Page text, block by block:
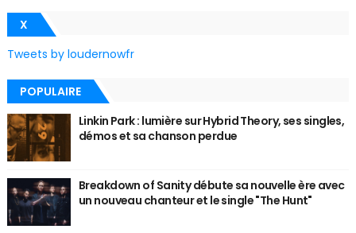
X
Tweets by loudernowfr
POPULAIRE
Linkin Park : lumière sur Hybrid Theory, ses singles,
démos et sa chanson perdue
Breakdown of Sanity débute sa nouvelle ère avec
un nouveau chanteur et le single "The Hunt"